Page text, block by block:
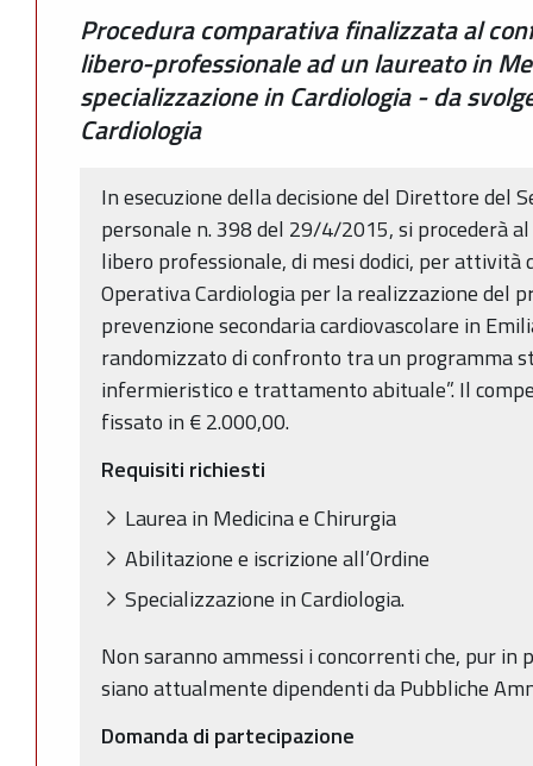
Procedura comparativa finalizzata al
libero-professionale ad un laureato in
specializzazione in Cardiologia - da
Cardiologia
In esecuzione della decisione del Direttore del
personale n. 398 del 29/4/2015, si procederà
libero professionale, di mesi dodici, per attività
Operativa Cardiologia per la realizzazione del
prevenzione secondaria cardiovascolare in
randomizzato di confronto tra un programma
infermieristico e trattamento abituale”. Il
fissato in € 2.000,00.
Requisiti richiesti
Laurea in Medicina e Chirurgia
Abilitazione e iscrizione all’Ordine
Specializzazione in Cardiologia.
Non saranno ammessi i concorrenti che, pur in
siano attualmente dipendenti da Pubbliche
Domanda di partecipazione